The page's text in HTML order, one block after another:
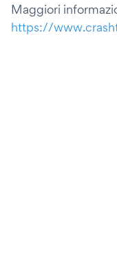
Maggiori
https://